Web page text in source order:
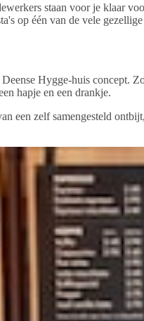
staan voor je klaar
op één van de vele
Hygge-huis concept.
hapje en een drankje.
een zelf samengesteld